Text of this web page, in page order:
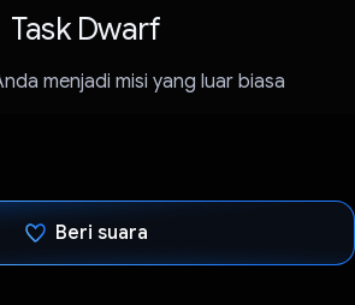
Task Dwarf
menjadi misi yang luar biasa
Beri suara